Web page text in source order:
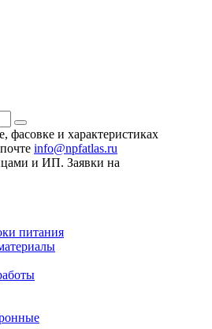
фасовке и характеристиках
info@npfatlas.ru
и ИП. Заявки на
питания